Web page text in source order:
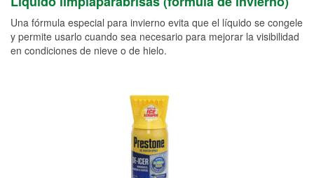
Una fórmula especial para invierno evita que el líquido se congele
y permite usarlo cuando sea necesario para mejorar la visibilidad
en condiciones de nieve o de hielo.